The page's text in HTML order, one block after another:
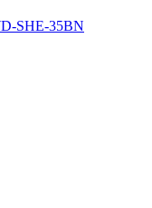
SHE-35BN